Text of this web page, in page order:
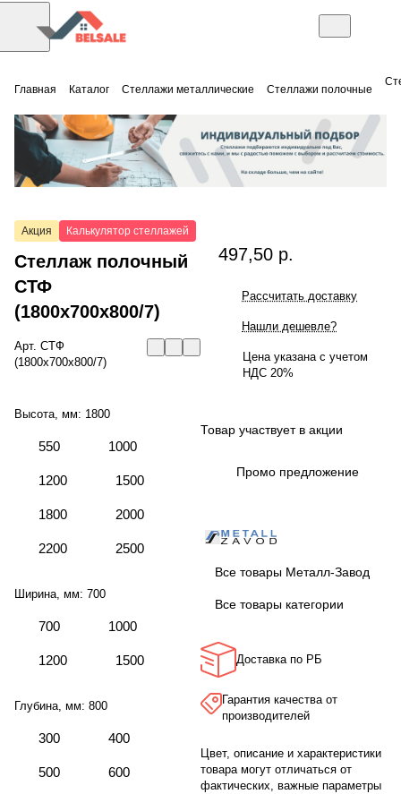
Главная Каталог Стеллажи металлические Стеллажи полочные
Акция Калькулятор стеллажей
Стеллаж полочный
СТФ
(1800x700x800/7)
Арт. СТФ
(1800x700x800/7)
Высота, мм: 1800
550 1000
1200 1500
1800 2000
2200 2500
Ширина, мм: 700
700 1000
1200 1500
Глубина, мм: 800
300 400
500 600
497,50 р.
Рассчитать доставку
Нашли дешевле?
Цена указана с учетом
НДС 20%
Товар участвует в акции
Промо предложение
Все товары Металл-Завод
Все товары категории
Доставка по РБ
Гарантия качества от
производителей
Цвет, описание и характеристики
товара могут отличаться от
фактических, важные параметры